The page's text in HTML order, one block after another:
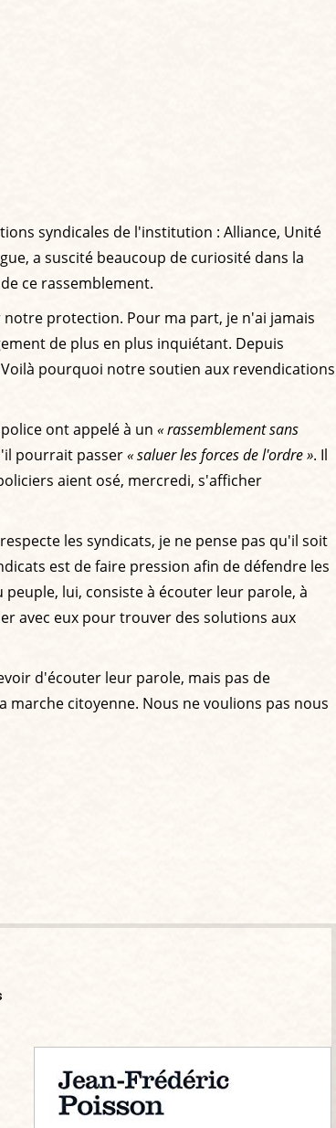
syndicales de l'institution : Alliance, Unité
a suscité beaucoup de curiosité dans la
ce rassemblement.
protection. Pour ma part, je n'ai jamais
de plus en plus inquiétant. Depuis
pourquoi notre soutien aux revendications
ont appelé à un « rassemblement sans
pourrait passer« saluer les forces de l'ordre ». Il
aient osé, mercredi, s'afficher
les syndicats, je ne pense pas qu'il soit
est de faire pression afin de défendre les
lui, consiste à écouter leur parole, à
avec eux pour trouver des solutions aux
d'écouter leur parole, mais pas de
citoyenne. Nous ne voulions pas nous